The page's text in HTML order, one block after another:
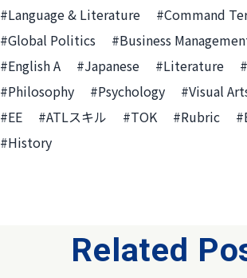
#Language & Literature
#Command
#Global Politics
#Business
#English A
#Japanese #Literature
#Philosophy
#Psychology #Visual
#EE
#ATLスキル #TOK #Rubric
#History
Related